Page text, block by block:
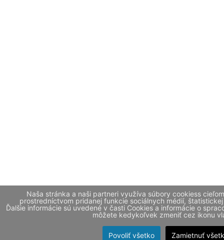
Naša stránka a naši partneri využíva súbory cookiess
prostredníctvom pridanej funkcie sociálnych médií,
Ďalšie informácie sú uvedené v časti Cookies a informácie o
môžete kedykoľvek zmeniť cez ikonu
Povoliť všetko Zamietnuť